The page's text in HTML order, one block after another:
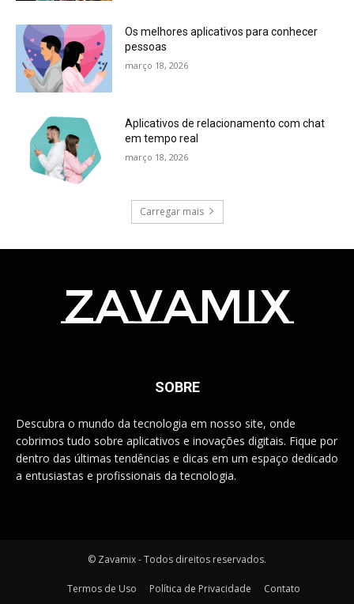
Os melhores aplicativos para conhecer
pessoas
março 18, 2026
Aplicativos de relacionamento com chat
em tempo real
março 18, 2026
Carregar mais
zavamix
SOBRE
Descubra o mundo da tecnologia em nosso site, onde
cobrimos tudo sobre aplicativos e inovações digitais. Fique por
dentro das últimas tendências e dicas em um espaço dedicado
a entusiastas e profissionais da tecnologia.
© Zavamix - Todos direitos reservados.
Termos de Uso Política de Privacidade Contato